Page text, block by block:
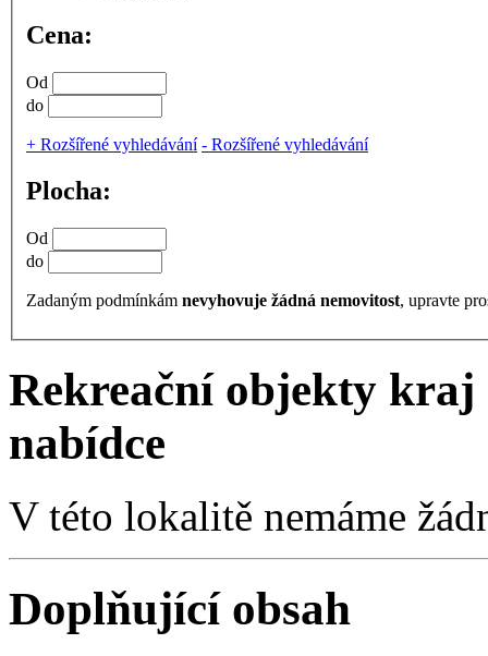
Cena:
Od
do
+ Rozšířené vyhledávání - Rozšířené vyhledávání
Plocha:
Od
do
Zadaným podmínkám nevyhovuje žádná nemovitost, upravte
Rekreační objekty kraj
nabídce
V této lokalitě nemáme
Doplňující obsah